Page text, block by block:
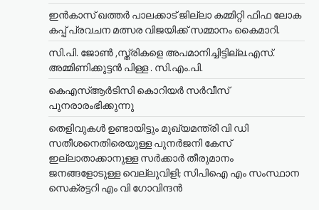
ഇൻകാസ് ഖത്തർ പാലക്കാട് ജില്ലാ കമ്മിറ്റി ഫിഫ ലോക
കപ്പ് പ്രവചന മത്സര വിജയിക്ക് സമ്മാനം കൈമാറി.
സി.പി. ജോൺ ,സ്ത്രികളെ അപമാനിച്ചിട്ടില്ല.എസ്.
അമ്മിണിക്കുട്ടൻ പിള്ള . സി.എം.പി.
കെഎസ്ആർടിസി കൊറിയർ സര്‍വീസ്
പുനരാരംഭിക്കുന്നു
തെളിവുകൾ ഉണ്ടായിട്ടും മുഖ്യമന്ത്രി വി ഡി
സതീശനെതിരെയുള്ള പുനർജനി കേസ്
ഇല്ലാതാക്കാനുള്ള സർക്കാർ തീരുമാനം
ജനങ്ങളോടുള്ള വെല്ലുവിളി; സിപിഐ എം സംസ്ഥാന
സെക്രട്ടറി എം വി ഗോവിന്ദൻ